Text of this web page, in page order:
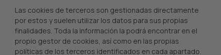
Las cookies de terceros son gestionadas directamente
por estos y suelen utilizar los datos para sus propias
finalidades. Toda la información la podrá encontrar en el
propio gestor de cookies, así como en las propias
políticas de los terceros identificados en cada apartado.